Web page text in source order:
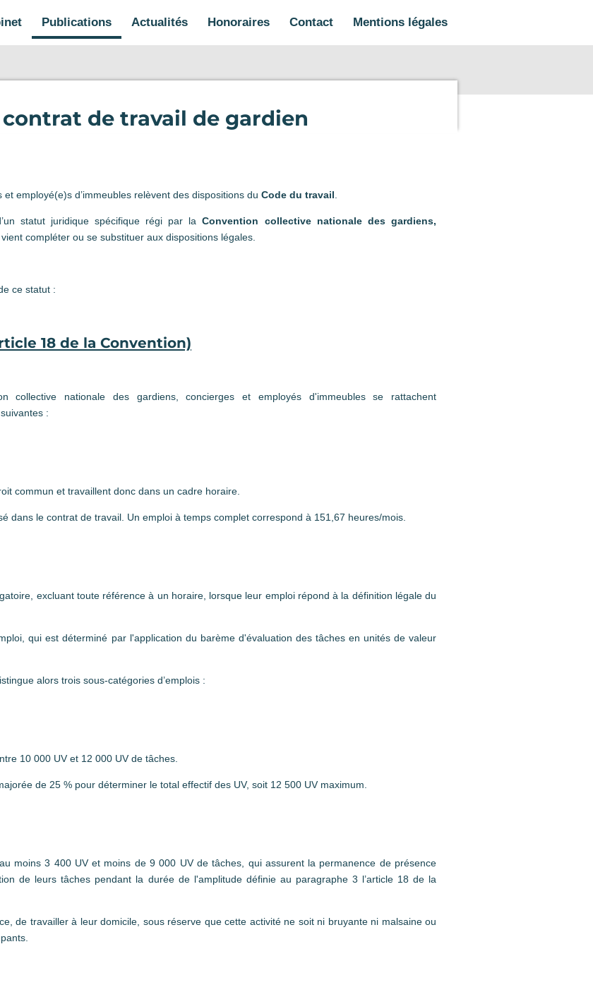
Publications Actualités Honoraires Contact Mentions légales
de travail de gardien
employé(e)s d’immeubles relèvent des dispositions du Code du travail
statut juridique spécifique régi par laConvention collective nationale des gardiens,
vient compléter ou se substituer aux dispositions légales.
ce statut :
18 de la Convention)
collective nationale des gardiens, concierges et employés d'immeubles se rattachent
:
commun et travaillent donc dans un cadre horaire.
dans le contrat de travail. Un emploi à temps complet correspond à 151,67 heures/mois.
excluant toute référence à un horaire, lorsque leur emploi répond à la définition légale du
qui est déterminé par l'application du barème d'évaluation des tâches en unités de valeur
alors trois sous-catégories d’emplois :
10 000 UV et 12 000 UV de tâches.
de 25 % pour déterminer le total effectif des UV, soit 12 500 UV maximum.
moins 3 400 UV et moins de 9 000 UV de tâches, qui assurent la permanence de présence
de leurs tâches pendant la durée de l'amplitude définie au paragraphe 3 l’article 18 de la
de travailler à leur domicile, sous réserve que cette activité ne soit ni bruyante ni malsaine ou